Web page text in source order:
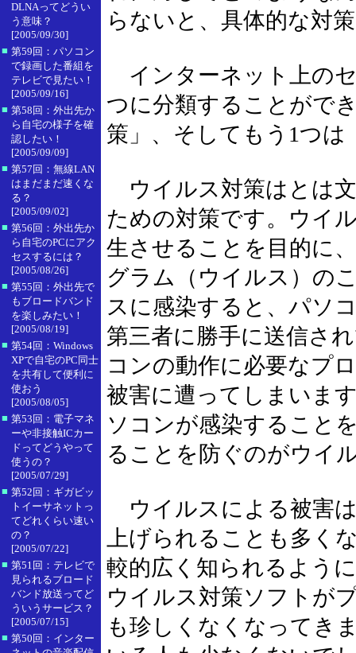
DLNAってどうい
う意味？
[2005/09/30]
■ 第59回：パソコン
で録画した番組を
テレビで見たい！
[2005/09/16]
■ 第58回：外出先か
ら自宅の様子を確
認したい！
[2005/09/09]
■ 第57回：無線LAN
はまだまだ速くな
る？
[2005/09/02]
■ 第56回：外出先か
ら自宅のPCにアク
セスするには？
[2005/08/26]
■ 第55回：外出先で
もブロードバンド
を楽しみたい！
[2005/08/19]
■ 第54回：Windows
XPで自宅のPC同士
を共有して便利に
使おう
[2005/08/05]
■ 第53回：電子マネ
ーや非接触ICカー
ドってどうやって
使うの？
[2005/07/29]
■ 第52回：ギガビッ
トイーサネットっ
てどれくらい速い
の？
[2005/07/22]
■ 第51回：テレビで
見られるブロード
バンド放送ってど
ういうサービス？
[2005/07/15]
■ 第50回：インター
らないと、具体的な対
インターネット上の
つに分類することがで
策」、そしてもう1つは
ウイルス対策はとは
ための対策です。ウイ
生させることを目的に
グラム（ウイルス）の
スに感染すると、パソ
第三者に勝手に送信さ
コンの動作に必要なプ
被害に遭ってしまいま
ソコンが感染すること
ることを防ぐのがウイ
ウイルスによる被害
上げられることも多く
較的広く知られるよう
ウイルス対策ソフトが
も珍しくなくなってき